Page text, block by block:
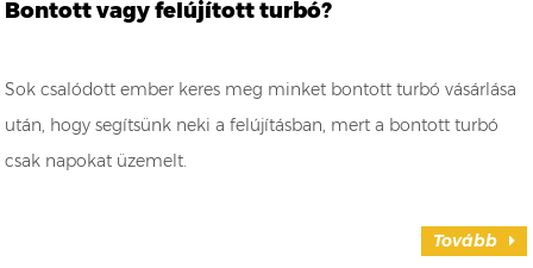
Bontott vagy felújított turbó?
Sok csalódott ember keres meg minket bontott turbó vásárlása
után, hogy segítsünk neki a felújításban, mert a bontott turbó
csak napokat üzemelt.
Tovább